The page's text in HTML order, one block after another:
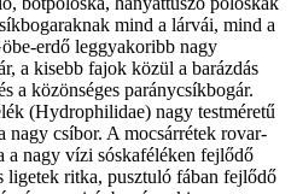
mind a lárvái, mind a
erdő leggyakoribb nagy
a kisebb fajok közül a barázdás
a közönséges paránycsíkbogár.
(Hydrophilidae) nagy testméretű
nagy csíbor. A mocsárrétek rovar-
a nagy vízi sóskaféléken fejlődő
ligetek ritka, pusztuló fában fejlődő